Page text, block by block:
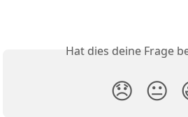
Hat dies deine Frage
😞 😐